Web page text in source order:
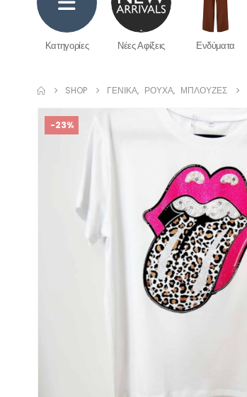
Κατηγορίες Νέες Αφίξεις Ενδύματα
SHOP ΓΕΝΙΚΆ, ΡΟΎΧΑ, ΜΠΛΟΎΖΕΣ
-23%